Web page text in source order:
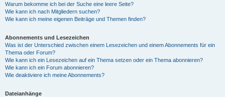
Warum bekomme ich bei der Suche eine leere Seite?
Wie kann ich nach Mitgliedern suchen?
Wie kann ich meine eigenen Beiträge und Themen finden?
Abonnements und Lesezeichen
Was ist der Unterschied zwischen einem Lesezeichen und einem Abonnements für ein
Thema oder Forum?
Wie kann ich ein Lesezeichen auf ein Thema setzen oder ein Thema abonnieren?
Wie kann ich ein Forum abonnieren?
Wie deaktiviere ich meine Abonnements?
Dateianhänge